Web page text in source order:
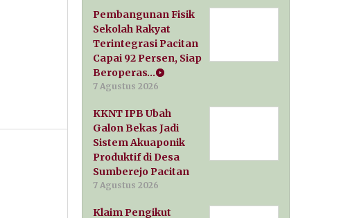
Pembangunan Fisik
Sekolah Rakyat
Terintegrasi Pacitan
Capai 92 Persen, Siap
Beroperas…
7 Agustus 2026
KKNT IPB Ubah
Galon Bekas Jadi
Sistem Akuaponik
Produktif di Desa
Sumberejo Pacitan
7 Agustus 2026
Klaim Pengikut